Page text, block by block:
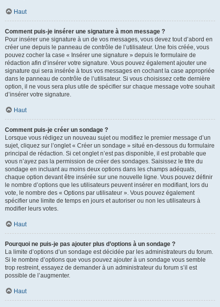
Haut
Comment puis-je insérer une signature à mon message ?
Pour insérer une signature à un de vos messages, vous devez tout d’abord en
créer une depuis le panneau de contrôle de l’utilisateur. Une fois créée, vous
pouvez cocher la case « Insérer une signature » depuis le formulaire de
rédaction afin d’insérer votre signature. Vous pouvez également ajouter une
signature qui sera insérée à tous vos messages en cochant la case appropriée
dans le panneau de contrôle de l’utilisateur. Si vous choisissez cette dernière
option, il ne vous sera plus utile de spécifier sur chaque message votre souhait
d’insérer votre signature.
Haut
Comment puis-je créer un sondage ?
Lorsque vous rédigez un nouveau sujet ou modifiez le premier message d’un
sujet, cliquez sur l’onglet « Créer un sondage » situé en-dessous du formulaire
principal de rédaction. Si cet onglet n’est pas disponible, il est probable que
vous n’ayez pas la permission de créer des sondages. Saisissez le titre du
sondage en incluant au moins deux options dans les champs adéquats,
chaque option devant être insérée sur une nouvelle ligne. Vous pouvez définir
le nombre d’options que les utilisateurs peuvent insérer en modifiant, lors du
vote, le nombre des « Options par utilisateur ». Vous pouvez également
spécifier une limite de temps en jours et autoriser ou non les utilisateurs à
modifier leurs votes.
Haut
Pourquoi ne puis-je pas ajouter plus d’options à un sondage ?
La limite d’options d’un sondage est décidée par les administrateurs du forum.
Si le nombre d’options que vous pouvez ajouter à un sondage vous semble
trop restreint, essayez de demander à un administrateur du forum s’il est
possible de l’augmenter.
Haut